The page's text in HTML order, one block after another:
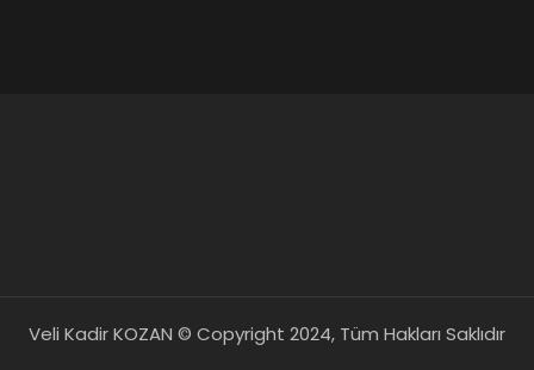
Veli Kadir KOZAN © Copyright 2024, Tüm Hakları Saklıdır